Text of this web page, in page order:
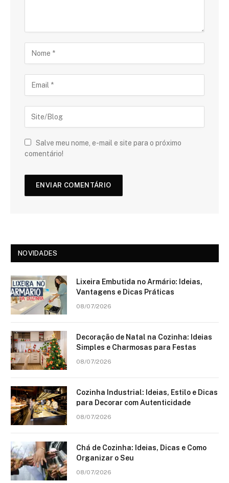
Salve meu nome, e-mail e site para o próximo
comentário!
NOVIDADES
Lixeira Embutida no Armário: Ideias,
Vantagens e Dicas Práticas
08/07/2026
Decoração de Natal na Cozinha: Ideias
Simples e Charmosas para Festas
08/07/2026
Cozinha Industrial: Ideias, Estilo e Dicas
para Decorar com Autenticidade
08/07/2026
Chá de Cozinha: Ideias, Dicas e Como
Organizar o Seu
08/07/2026